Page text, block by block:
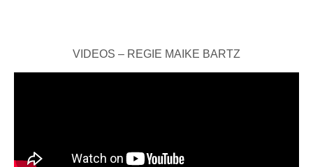
VIDEOS – REGIE MAIKE BARTZ